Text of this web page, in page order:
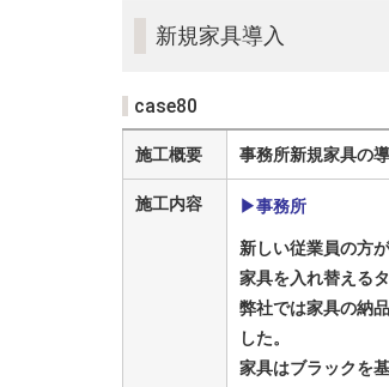
新規家具導入
case80
施工概要 事務所新規家具の
施工内容 ▶事務所
新しい従業員の方
家具を入れ替える
弊社では家具の納
した。
家具はブラックを